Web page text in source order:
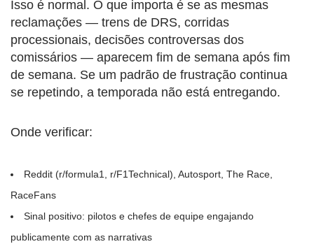
Isso é normal. O que importa é se as mesmas
reclamações — trens de DRS, corridas
processionais, decisões controversas dos
comissários — aparecem fim de semana após fim
de semana. Se um padrão de frustração continua
se repetindo, a temporada não está entregando.
Onde verificar:
Reddit (r/formula1, r/F1Technical), Autosport, The Race,
RaceFans
Sinal positivo: pilotos e chefes de equipe engajando
publicamente com as narrativas